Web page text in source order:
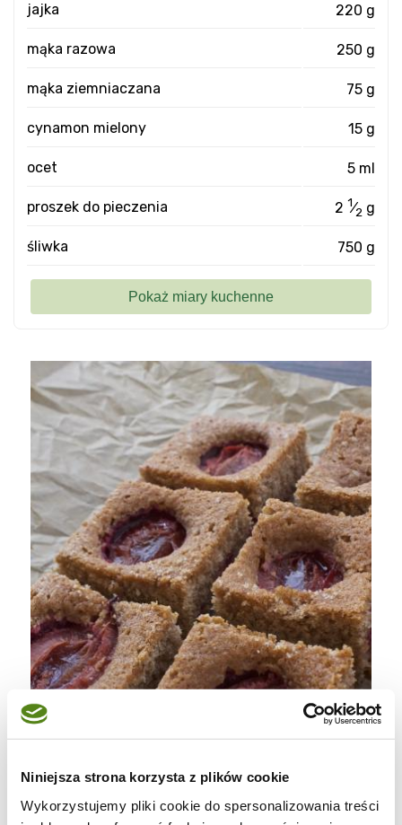
Niniejsza strona korzysta z plików cookie
Wykorzystujemy pliki cookie do spersonalizowania treści
jajka 220 g
mąka razowa 250 g
mąka ziemniaczana 75 g
cynamon mielony 15 g
ocet 5 ml
proszek do pieczenia 2 1⁄2 g
śliwka 750 g